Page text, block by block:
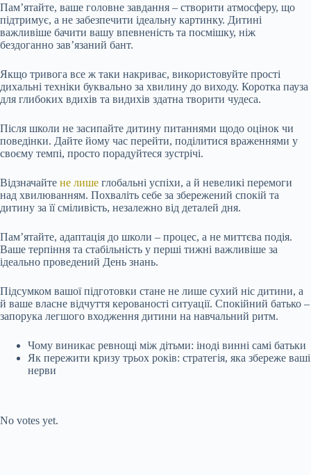
Пам’ятайте, ваше головне завдання – створити атмосферу, що
підтримує, а не забезпечити ідеальну картинку. Дитині
важливіше бачити вашу впевненість та посмішку, ніж
бездоганно зав’язаний бант.
Якщо тривога все ж таки накриває, використовуйте прості
дихальні техніки буквально за хвилину до виходу. Коротка пауза
для глибоких вдихів та видихів здатна творити чудеса.
Після школи не засипайте дитину питаннями щодо оцінок чи
поведінки. Дайте йому час перейти, поділитися враженнями у
своєму темпі, просто порадуйтеся зустрічі.
Відзначайте не лише глобальні успіхи, а й невеликі перемоги
над хвилюванням. Похваліть себе за збережений спокій та
дитину за її сміливість, незалежно від деталей дня.
Пам’ятайте, адаптація до школи – процес, а не миттєва подія.
Ваше терпіння та стабільність у перші тижні важливіше за
ідеально проведений День знань.
Підсумком вашої підготовки стане не лише сухий ніс дитини, а
й ваше власне відчуття керованості ситуації. Спокійний батько –
запорука легшого входження дитини на навчальний ритм.
Чому виникає ревнощі між дітьми: іноді винні самі батьки
Як пережити кризу трьох років: стратегія, яка збереже ваші
нерви
No votes yet.